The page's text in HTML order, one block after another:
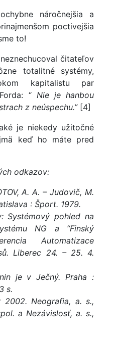
náročnejšia a
poctivejšia
to!
čitateľov
totalitné systémy,
kapitalistu par
“ Nie je hanbou
z neúspechu.”[4]
je niekedy užitočné
keď ho máte pred
odkazov:
A. A. – Judovič, M.
: Šport. 1979.
Systémový pohled na
NG a “Finský
Automatizace
Liberec 24. – 25. 4.
je v Ječný. Praha :
s.
2002. Neografia, a. s.,
a Nezávislosť, a. s.,